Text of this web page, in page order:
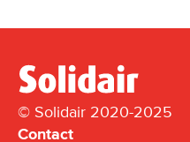
© Solidair 2020-2025
Contact